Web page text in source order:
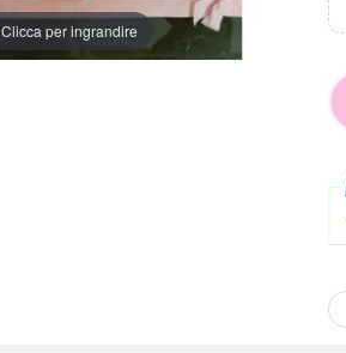
Clicca per ingrandire